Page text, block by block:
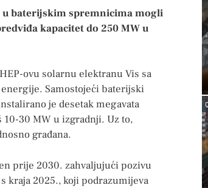
u baterijskim spremnicima mogli
kapacitet do 250 MW u
ovu solarnu elektranu Vis sa
Samostojeći baterijski
je desetak megavata
30 MW u izgradnji. Uz to,
građana.
prije 2030. zahvaljujući pozivu
kraja 2025., koji podrazumijeva